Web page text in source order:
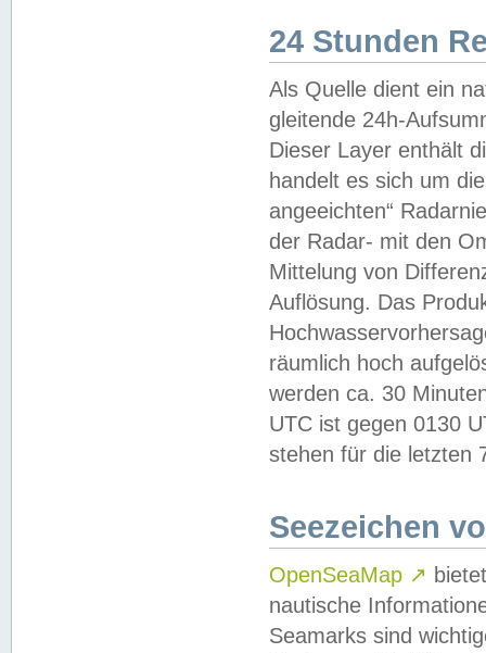
24 Stunden
Als Quelle dient ein
gleitende 24h-
Dieser Layer enthält
handelt es sich um
angeeichten“
der Radar- mit den
Mittelung von
Auflösung. Das
räumlich hoch
werden ca. 30
UTC ist gegen 0130
stehen für die letzten
Seezeichen
OpenSeaMap ↗
nautische
Seamarks sind